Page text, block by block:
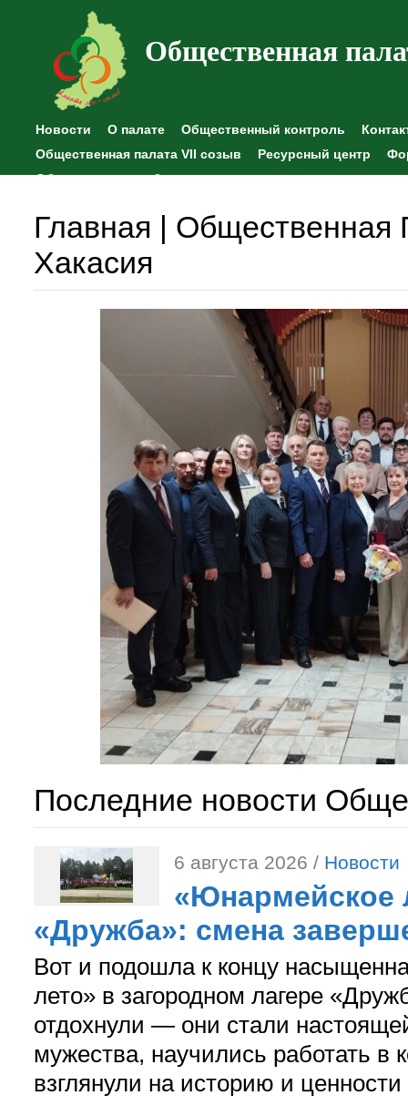
Общественная
Новости О палате Общественный контроль
Общественная палата VII созыв
Ресурсный центр
Общественные наблюдения
Главная | Общественная
Хакасия
Последние новости
6 августа 2026 / Новости
«Юнармейское
«Дружба»: смена
Вот и подошла к концу
лето» в загородном лагере
отдохнули — они стали
мужества, научились работать в
взглянули на историю и